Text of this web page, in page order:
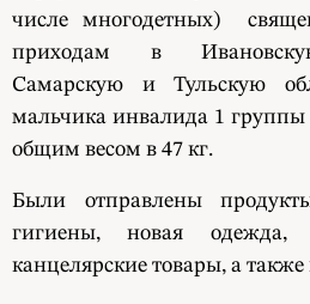
числе многодетных)
приходам в
Самарскую и Тульскую
мальчика инвалида 1 группы
общим весом в 47 кг.
Были отправлены
гигиены, новая одежда,
канцелярские товары, а также